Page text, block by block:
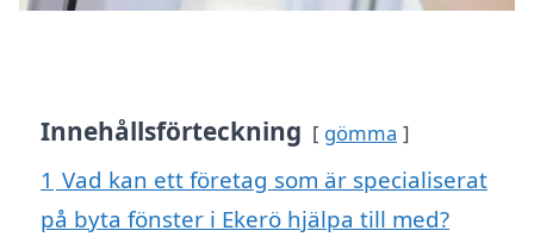
Innehållsförteckning gömma
1 Vad kan ett företag som är specialiserat
på byta fönster i Ekerö hjälpa till med?